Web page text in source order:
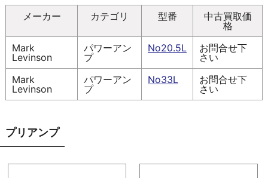
メーカー カテゴリ 型番
中古買取価
格
Mark
Levinson
パワーアン
プ
No20.5L
お問合せ下
さい
Mark
Levinson
パワーアン
プ
No33L
お問合せ下
さい
プリアンプ